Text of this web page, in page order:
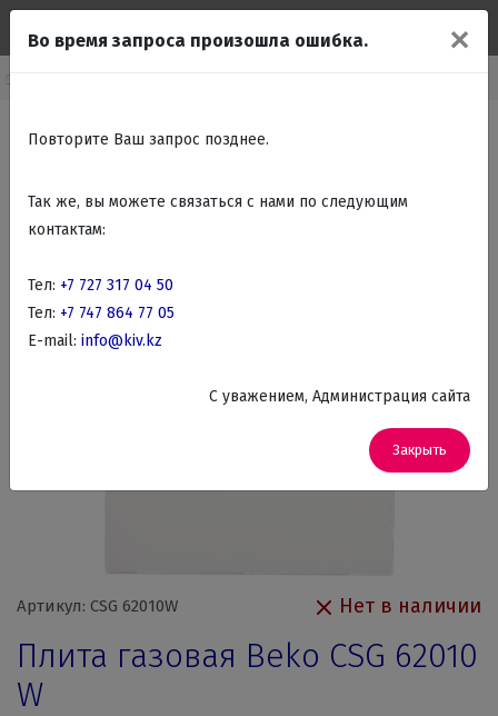
Артикул: CSG 62010W Нет в наличии
Плита газовая Beko CSG 62010
W
✕
Во время запроса произошла ошибка.
Повторите Ваш запрос позднее.
Так же, вы можете связаться с нами по следующим
контактам:
Тел: +7 727 317 04 50
Тел: +7 747 864 77 05
E-mail: info@kiv.kz
C уважением, Администрация сайта
Закрыть